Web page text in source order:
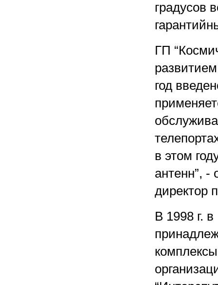
градусов
ГП
год
в этом
антенн”,
директор
В 1998 г.